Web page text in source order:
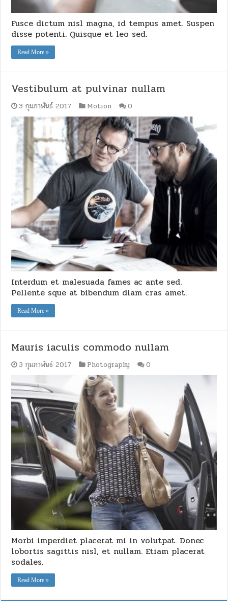
Fusce dictum nisl magna, id tempus amet. Suspen
disse potenti. Quisque et leo sed.
Read More »
Vestibulum at pulvinar nullam
3 กุมภาพันธ์ 2017 Motion 0
Interdum et malesuada fames ac ante sed.
Pellente sque at bibendum diam cras amet.
Read More »
Mauris iaculis commodo nullam
3 กุมภาพันธ์ 2017 Photography 0
Morbi imperdiet placerat mi in volutpat. Donec
lobortis sagittis nisl, et nullam. Etiam placerat
sodales.
Read More »